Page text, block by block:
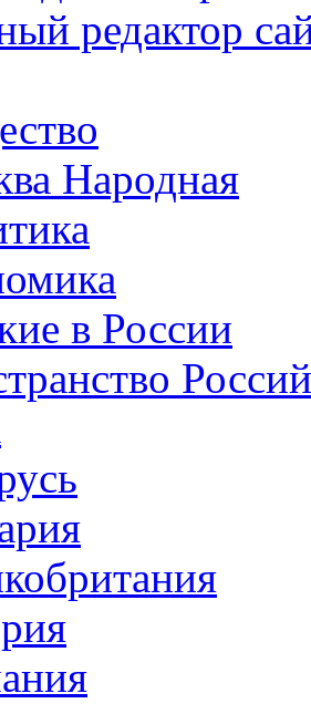
редактор
Народная
в России